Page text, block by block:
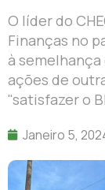
O líder do
Finanças no
à semelhança
ações de
"satisfazer o
Janeiro 5,